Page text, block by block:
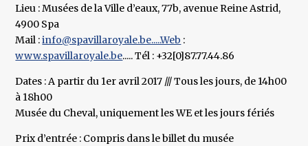
Lieu : Musées de la Ville d’eaux, 77b, avenue Reine Astrid,
4900 Spa
Mail :info@spavillaroyale.be.....Web :
www.spavillaroyale.be..... Tél : +32[0]87.77.44.86
Dates : A partir du 1er avril 2017 /// Tous les jours, de 14h00
à 18h00
Musée du Cheval, uniquement les WE et les jours fériés
Prix d’entrée : Compris dans le billet du musée